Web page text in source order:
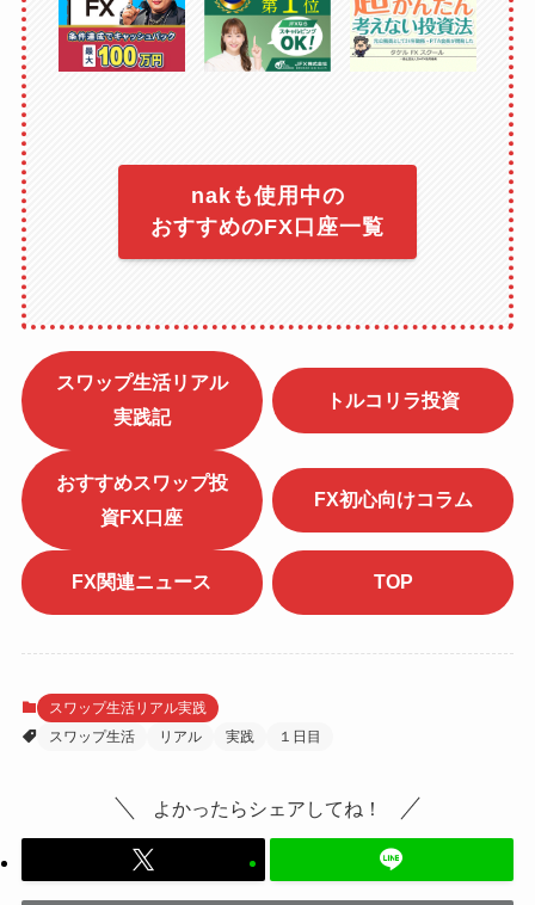
nakも使用中の
おすすめのFX口座一覧
スワップ生活リアル
実践記
トルコリラ投資
おすすめスワップ投
資FX口座
FX初心向けコラム
FX関連ニュース TOP
スワップ生活リアル実践
スワップ生活
リアル 実践 １日目
よかったらシェアしてね！